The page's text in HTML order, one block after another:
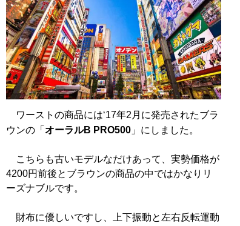
ワーストの商品には‘17年2月に発売されたブラ
ウンの「 オーラルB PRO500 」にしました。
こちらも古いモデルなだけあって、実勢価格が
4200円前後とブラウンの商品の中ではかなりリ
ーズナブルです。
財布に優しいですし、上下振動と左右反転運動